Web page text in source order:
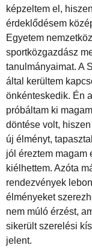
képzeltem el,
érdeklődésem
Egyetem
sportközgazdász
tanulmányaimat. A
által kerültem
önkénteskedik. Én
próbáltam ki
döntése volt,
új élményt,
jól éreztem magam
kiélhettem. Azóta
rendezvények
élményeket
nem múló érzést,
sikerült szerelési
jelent.